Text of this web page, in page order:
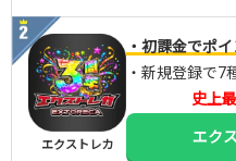
エクストレカ
・初課金でポ
・新規登録で7
史上
エク